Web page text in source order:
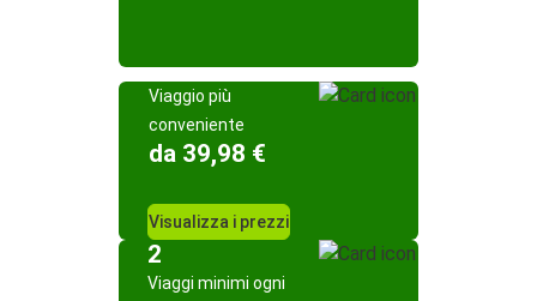
Viaggio più
conveniente
da 39,98 €
Visualizza i prezzi
2
Viaggi minimi ogni